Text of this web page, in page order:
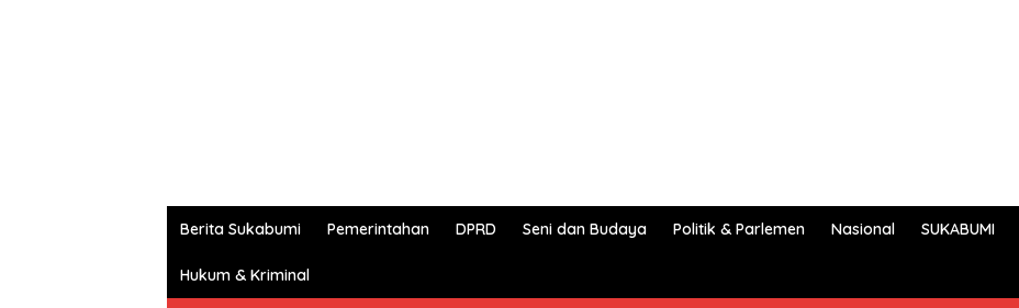
Berita Sukabumi Pemerintahan DPRD Seni dan Budaya Politik & Parlemen Nasional SUKABUMI
Hukum & Kriminal